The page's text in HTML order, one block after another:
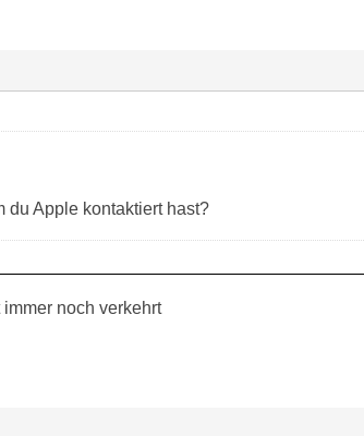
du Apple kontaktiert hast?
noch verkehrt